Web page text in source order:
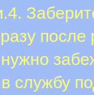
нужно
службу